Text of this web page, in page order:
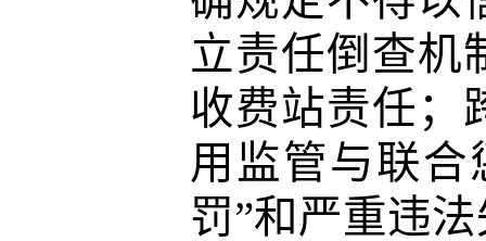
立责任倒查机
收费站责任；
用监管与联
罚”和严重违